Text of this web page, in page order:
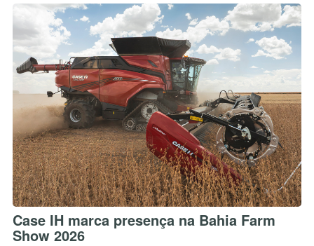
Case IH marca presença na Bahia Farm
Show 2026